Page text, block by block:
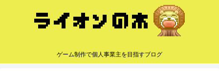
ゲーム制作で個人事業主を目指すブログ